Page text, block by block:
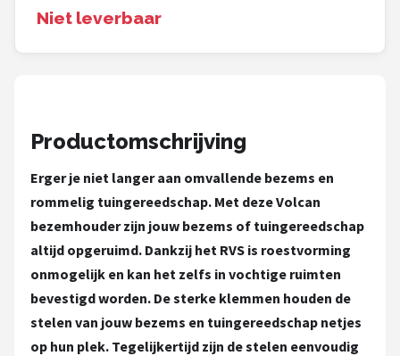
Fiskars
Alle merken →
Niet leverbaar
Productomschrijving
Erger je niet langer aan omvallende bezems en
rommelig tuingereedschap. Met deze Volcan
bezemhouder zijn jouw bezems of tuingereedschap
altijd opgeruimd. Dankzij het RVS is roestvorming
onmogelijk en kan het zelfs in vochtige ruimten
bevestigd worden. De sterke klemmen houden de
stelen van jouw bezems en tuingereedschap netjes
op hun plek. Tegelijkertijd zijn de stelen eenvoudig